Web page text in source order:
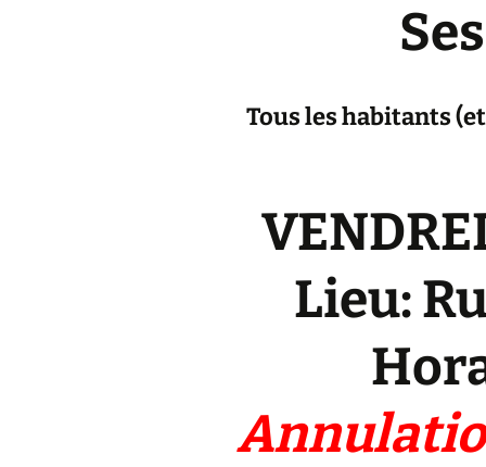
Tous les habitants
Lieu: